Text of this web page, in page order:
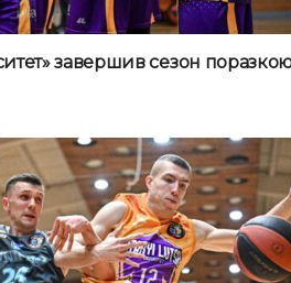
завершив сезон поразкою